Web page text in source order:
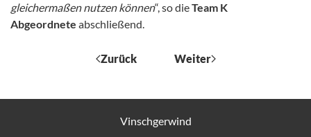
gleichermaßen nutzen können“, so dieTeam K
Abgeordnete abschließend.
Zurück Weiter
Vinschgerwind